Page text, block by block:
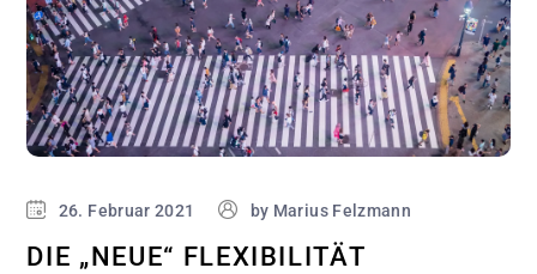
26. Februar 2021 by Marius Felzmann
DIE „NEUE“ FLEXIBILITÄT